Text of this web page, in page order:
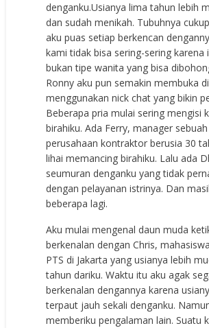
denganku.Usianya lima tahun lebih
dan sudah menikah. Tubuhnya
aku puas setiap berkencan
kami tidak bisa sering-sering karena
bukan tipe wanita yang bisa
Ronny aku pun semakin membuka
menggunakan nick chat yang bikin
Beberapa pria mulai sering mengisi
birahiku. Ada Ferry, manager sebuah
perusahaan kontraktor berusia 30
lihai memancing birahiku. Lalu ada
seumuran denganku yang tidak
dengan pelayanan istrinya. Dan
beberapa lagi.
Aku mulai mengenal daun muda
berkenalan dengan Chris,
PTS di Jakarta yang usianya lebih
tahun dariku. Waktu itu aku agak
berkenalan dengannya karena
terpaut jauh sekali denganku.
memberiku pengalaman lain. Suatu